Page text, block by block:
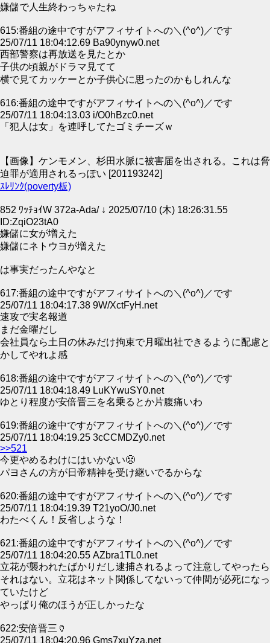
嫌儲で人生終わっちゃたね
615:番組の途中ですがアフィサイトへの＼(^o^)／です
25/07/11 18:04:12.69 Ba90ynyw0.net
西部警察は再放送を見たとか
子供の頃親がドラマ見てて
横で見てカッケーとか子供心に思ったのかもしれんな
616:番組の途中ですがアフィサイトへの＼(^o^)／です
25/07/11 18:04:13.03 i/O0hBzc0.net
「犯人は女」を連呼してたゴミチーズｗ
【画像】ケンモメン、杉田水脈に被害届を出される。これは脅
迫罪が適用されるっぽい [201193242]
ｽﾚﾘﾝｸ(poverty板)
852 ﾜｯﾁｮｲW 372a-Ada/ ↓ 2025/07/10 (木) 18:26:31.55
ID:ZqiO23tA0
嫌儲に女が増えた
嫌儲にネトウヨが増えた
は事実だったんやなと
617:番組の途中ですがアフィサイトへの＼(^o^)／です
25/07/11 18:04:17.38 9W/XctFyH.net
速攻で実名報道
まだ金曜だし
会社員なら土日の休みだけ拘束で月曜出社できるように配慮と
かしてやれよ感
618:番組の途中ですがアフィサイトへの＼(^o^)／です
25/07/11 18:04:18.49 LuKYwuSY0.net
ゆとり程度が安倍晋三を名乗るとか片腹痛いわ
619:番組の途中ですがアフィサイトへの＼(^o^)／です
25/07/11 18:04:19.25 3cCCMDZy0.net
>>521
今更やめるわけにはいかない😤
パヨさんの方が日帝精神を受け継いでるからな
620:番組の途中ですがアフィサイトへの＼(^o^)／です
25/07/11 18:04:19.39 T21yoO/J0.net
わたべくん！反省しような！
621:番組の途中ですがアフィサイトへの＼(^o^)／です
25/07/11 18:04:20.55 AZbra1TL0.net
立花が襲われたばかりだし逮捕されるよって注意してやったら
それはない。立花はネット関係してないって仲間が必死になっ
ていたけど
やっぱり俺のほうが正しかったな
622:安倍晋三🏺
25/07/11 18:04:20.96 Gms7xuYza.net